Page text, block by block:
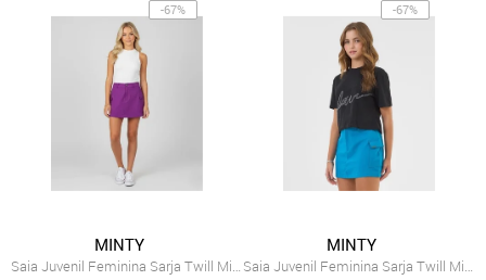
-67%
MINTY
Saia Juvenil Feminina Sarja Twill Minty Roxo
-67%
MINTY
Saia Juvenil Feminina Sarja Twill Minty Azul